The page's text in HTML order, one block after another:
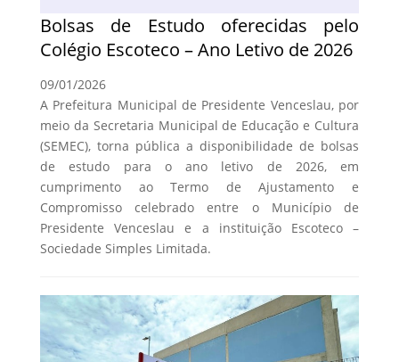
Bolsas de Estudo oferecidas pelo
Colégio Escoteco – Ano Letivo de 2026
09/01/2026
A Prefeitura Municipal de Presidente Venceslau, por
meio da Secretaria Municipal de Educação e Cultura
(SEMEC), torna pública a disponibilidade de bolsas
de estudo para o ano letivo de 2026, em
cumprimento ao Termo de Ajustamento e
Compromisso celebrado entre o Município de
Presidente Venceslau e a instituição Escoteco –
Sociedade Simples Limitada.